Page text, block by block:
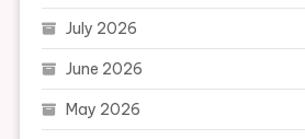
July 2026
June 2026
May 2026